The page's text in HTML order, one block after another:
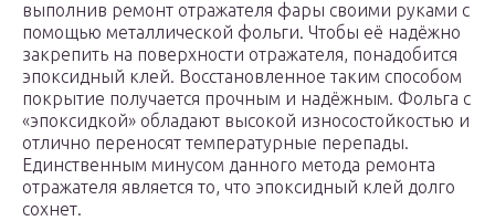
выполнив ремонт отражателя фары своими руками с
помощью металлической фольги. Чтобы её надёжно
закрепить на поверхности отражателя, понадобится
эпоксидный клей. Восстановленное таким способом
покрытие получается прочным и надёжным. Фольга с
«эпоксидкой» обладают высокой износостойкостью и
отлично переносят температурные перепады.
Единственным минусом данного метода ремонта
отражателя является то, что эпоксидный клей долго
сохнет.